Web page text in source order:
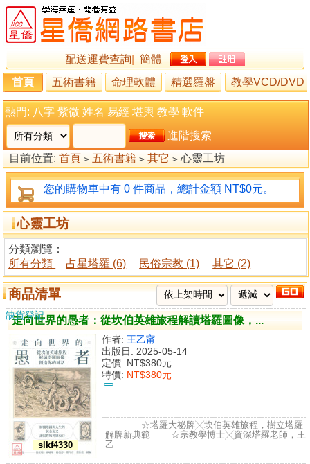
配送運費查詢
簡體
首頁
五術書籍 命理軟體 精選羅盤 教學VCD/DVD
熱門: 八字 紫微 姓名 易經 堪輿 教學 軟件
進階搜索
目前位置: 首頁 > 五術書籍 > 其它 > 心靈工坊
您的購物車中有 0 件商品，總計金額 NT$0元。
心靈工坊
分類瀏覽：
所有分類
占星塔羅 (6) 民俗宗教 (1) 其它 (2)
商品清單
走向世界的愚者：從坎伯英雄旅程解讀塔羅圖像，...
slkf4330
作者: 王乙甯
出版日: 2025-05-14
定價: NT$380元
特價: NT$380元
缺貨登記
☆塔羅大祕牌╳坎伯英雄旅程，樹立塔羅
解牌新典範 ☆宗教學博士╳資深塔羅老師，王
乙...